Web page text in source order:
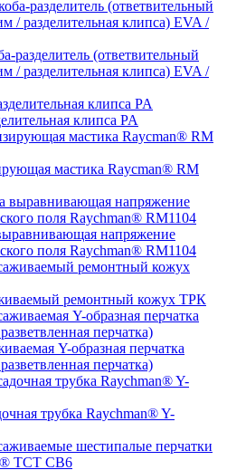
разделитель (ответвительный
/ разделительная клипса) EVA /
клипса PA
мастика Raycman® RM
напряжение
поля Raychman® RM1104
ремонтный кожух ТРК
Y-образная перчатка
перчатка)
трубка Raychman® Y-